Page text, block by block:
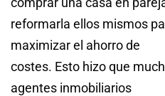
reformarla ellos mismos
maximizar el ahorro de
costes. Esto hizo que
agentes inmobiliarios